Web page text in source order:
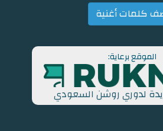
كلمات أغنية
الموقع برعاية:
لدوري روشن السعودي